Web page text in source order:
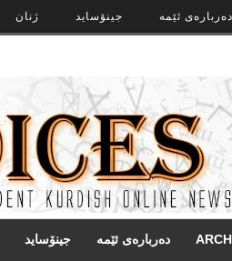
ژنان جینۆساید ده‌رباره‌ی ئێمه
جینۆساید ده‌رباره‌ی ئێمه